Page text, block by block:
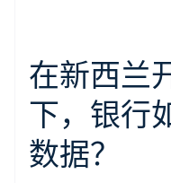
在新西兰
下，银行
数据？